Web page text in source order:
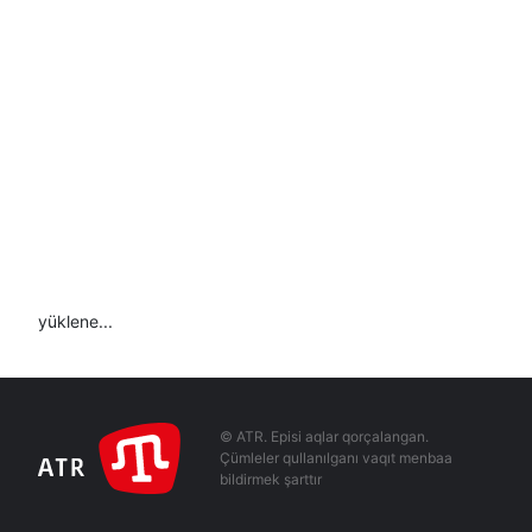
yüklene...
© ATR. Episi aqlar qorçalangan.
Çümleler qullanılganı vaqıt menbaa
bildirmek şarttır